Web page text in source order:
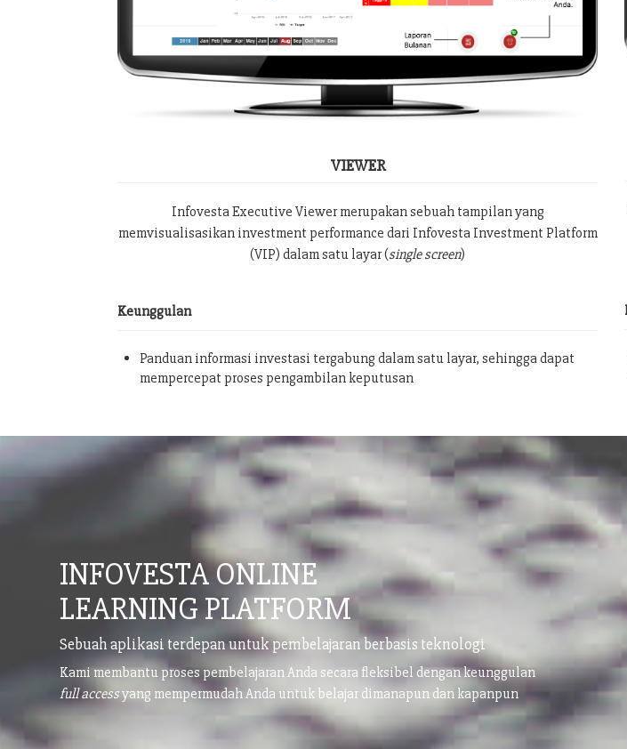
VIEWER
Infovesta Executive Viewer merupakan sebuah tampilan yang
memvisualisasikan investment performance dari Infovesta Investment Platform
(VIP) dalam satu layar (single screen)
Keunggulan
Panduan informasi investasi tergabung dalam satu layar, sehingga dapat
mempercepat proses pengambilan keputusan
INFOVESTA ONLINE
LEARNING PLATFORM
Sebuah aplikasi terdepan untuk pembelajaran berbasis teknologi
Kami membantu proses pembelajaran Anda secara fleksibel dengan keunggulan
full accessyang mempermudah Anda untuk belajar dimanapun dan kapanpun